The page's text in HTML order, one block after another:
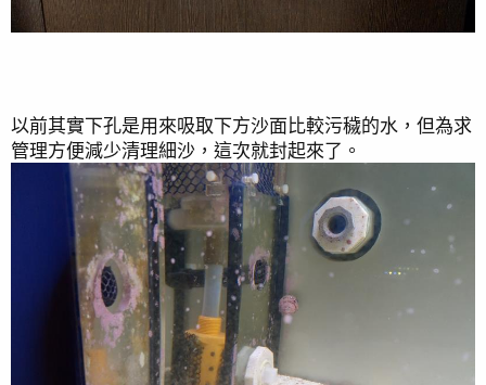
以前其實下孔是用來吸取下方沙面比較污穢的水，但為求
管理方便減少清理細沙，這次就封起來了。